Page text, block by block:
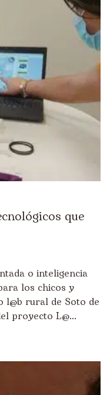
que
o inteligencia
los chicos y
l@b rural de Soto de
proyecto L@...